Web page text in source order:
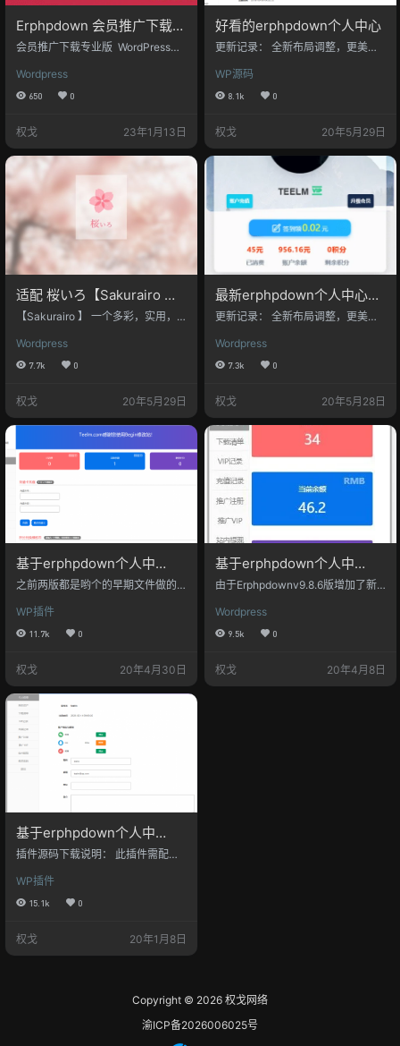
Erphpdown 会员推广下载专
业版 vip会员+推广提成+付
容+前端个人中心 支付宝/微
信支付/贝宝paypal
会员推广下载专业版 WordPress插
一款针对虚拟资源收费下载/付费下
载/付费视频/收费查看/付费阅读/付
费查看/VIP下载查看的插件，经过完
本。后续模板兔会增加更多实用的
功能。 模板兔已针对此插件开发了
一个前端用户中心，基本适用于任
何主题（不排除有的主题使用错位
的可能），此前端个人中心页…
Wordpress
650 0
权戈 23年1月13日
好看的erphpdown个人中心
更新记录： 全新布局调整，更美更
文件为基础，支持前端签到（需要
要更新插件到v10.2） 调整菜单位置
支持10.2以上插件支持wechat-soci
微信、微博 pc端： 移动端： 插件源
码下载说明： 1、此插件需配合Erph
pdown付费下载插件使用 —插件购
买。 2、该美化文件理论上所有wor
dpress主题可用，不排除存在…
WP源码
8.1k 0
权戈 20年5月29日
适配 桜いろ【Sakurairo 】
的erphpdown个人中心美化
【Sakurairo 】 一个多彩，实用，
WordPress 主题（基于 Sakura 主
题） 下载地址1：https://github.co
m/mirai-mamori/Sakurairo 下载地
ori/Sakurairo 使用手册：https://iro.
tw/ 更新记录： 2020.08.23 修改
布…
Wordpress
7.7k 0
权戈 20年5月29日
最新erphpdown个人中心美
化
更新记录： 全新布局调整，更美更
文件为基础，支持前端签到（需要
要更新插件到v10.2） 问题： 菜单
部分对移动端来说可能不友好 效果
插件需配合Erphpdown付费下载插
件使用 —插件购买。 2、该美化文
件理论上所有wordpress主题可用，
不排除存在布局混 使用方法： 请解
压压缩文件erphpdown.rar后上传整
个erph…
Wordpress
7.3k 0
权戈 20年5月28日
基于erphpdown个人中
心-10.1版美化
之前两版都是哟个的早期文件做的
不友好，所以更新一下。 更新记
录： 修复之前的的版本的一个小布
（要更新插件到v10.1） 一些细节上
作了一点调整该美化包对XIU主题做
了一定适配，请自行修改page-erph
pdown-user.php的222行和223行
引用css文件的路径 效果预览： 购
买充值卡按钮…
WP插件
11.7k 0
权戈 20年4月30日
基于erphpdown个人中
心-10.02版的简单美化
由于Erphpdownv9.8.6版增加了新
件之前是基于v9.8.2的老版本做的美
化，所以并不支持最新版的前端支
随之更新一下。 之前的的版本还有
一个小布局错误，在新的版本也做
Wordpress
9.5k 0
权戈 20年4月8日
基于erphpdown个人中
心-9.82版简单美化
插件源码下载说明： 此插件需配合E
方法： 请上传到主题目录下，然后
在新建页面建立 用户中心页 右侧选
心美化模板不包含插件主程序，插
件主程序需另行购买。 [wm_error]
插件，之后的插件虽然可以用，但
WP插件
15.1k 0
权戈 20年1月8日
Copyright © 2026 权戈网络
渝ICP备2026006025号